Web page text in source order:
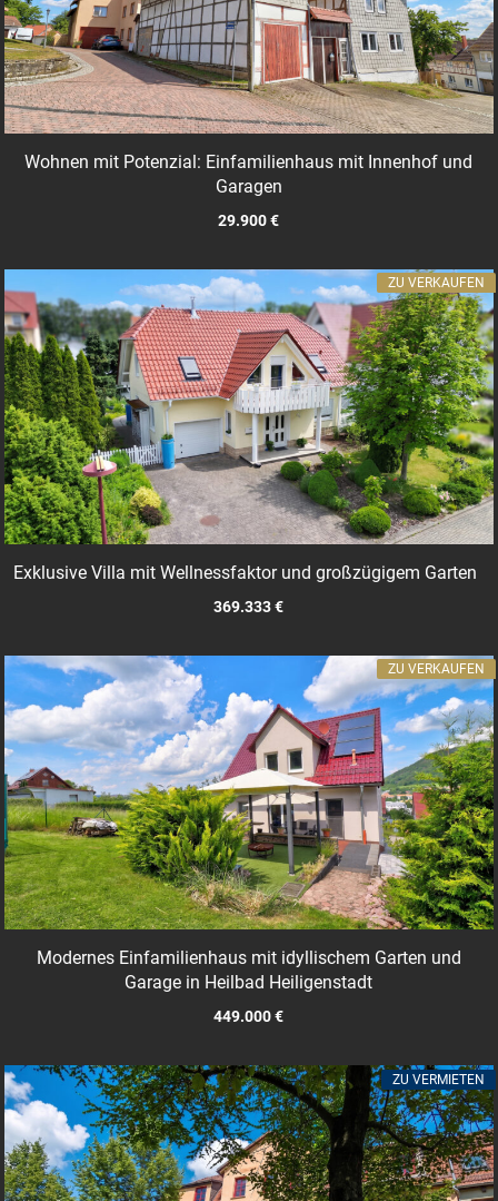
Wohnen mit Potenzial: Einfamilienhaus mit Innenhof und
Garagen
29.900 €
Exklusive Villa mit Wellnessfaktor und großzügigem Garten
369.333 €
ZU VERKAUFEN
Modernes Einfamilienhaus mit idyllischem Garten und
Garage in Heilbad Heiligenstadt
449.000 €
ZU VERKAUFEN
ZU VERMIETEN